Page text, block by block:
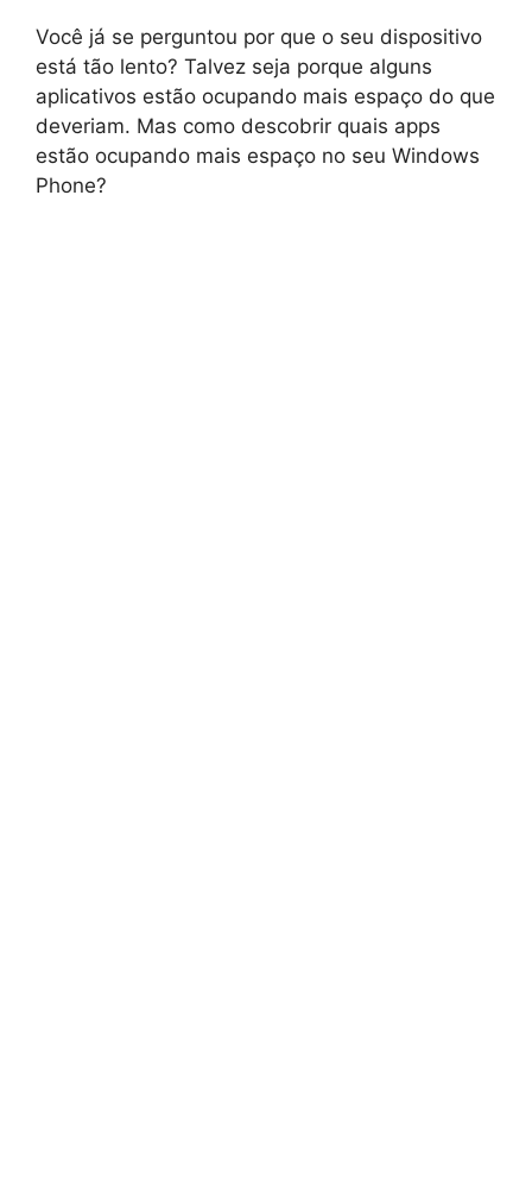
Você já se perguntou por que o seu dispositivo
está tão lento? Talvez seja porque alguns
aplicativos estão ocupando mais espaço do que
deveriam. Mas como descobrir quais apps
estão ocupando mais espaço no seu Windows
Phone?